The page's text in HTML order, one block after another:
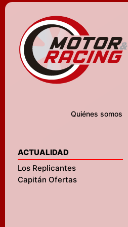
Quiénes somos
ACTUALIDAD
Los Replicantes
Capitán Ofertas